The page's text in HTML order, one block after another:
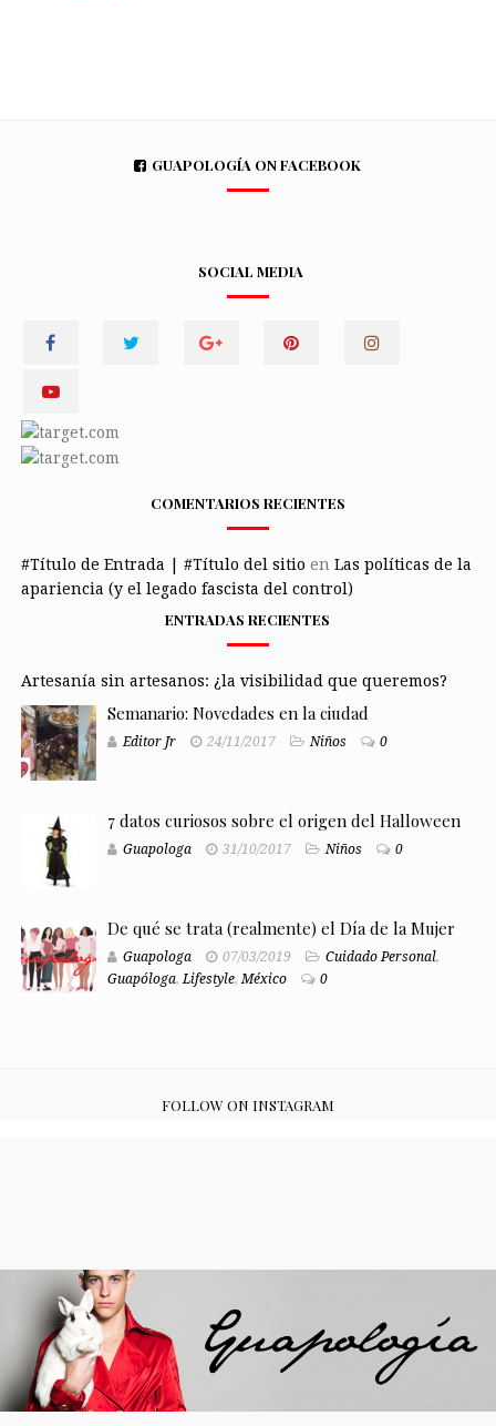
GUAPOLOGÍA ON FACEBOOK
SOCIAL MEDIA
COMENTARIOS RECIENTES
#Título de Entrada | #Título del sitio en Las políticas de la
apariencia (y el legado fascista del control)
ENTRADAS RECIENTES
Artesanía sin artesanos: ¿la visibilidad que queremos?
Semanario: Novedades en la ciudad
Editor Jr 24/11/2017 Niños 0
7 datos curiosos sobre el origen del Halloween
Guapologa 31/10/2017 Niños 0
De qué se trata (realmente) el Día de la Mujer
Guapologa 07/03/2019 Cuidado Personal,
Guapóloga,Lifestyle,México 0
FOLLOW ON INSTAGRAM